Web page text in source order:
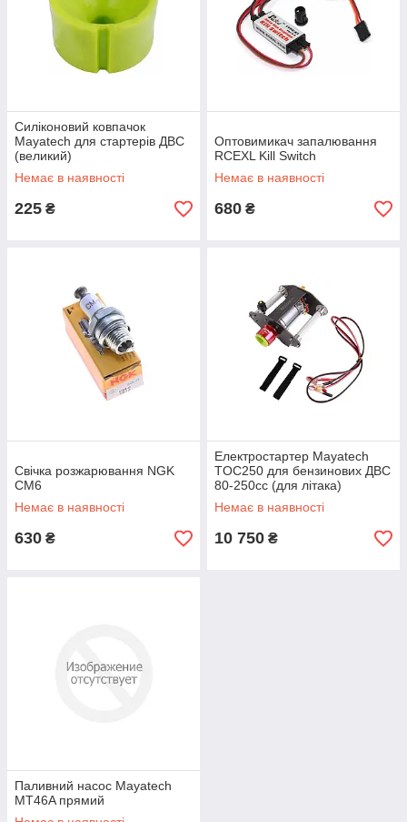
Силіконовий ковпачок
Mayatech для стартерів ДВС
(великий)
Немає в наявності
225 ₴
Оптовимикач запалювання
RCEXL Kill Switch
Немає в наявності
680 ₴
Свічка розжарювання NGK
CM6
Немає в наявності
630 ₴
Електростартер Mayatech
TOC250 для бензинових ДВС
80-250cc (для літака)
Немає в наявності
10 750 ₴
Паливний насос Mayatech
MT46A прямий